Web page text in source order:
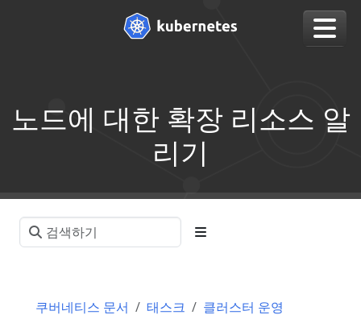
노드에 대한 확장 리소스 알
리기
쿠버네티스 문서 태스크
클러스터 운영